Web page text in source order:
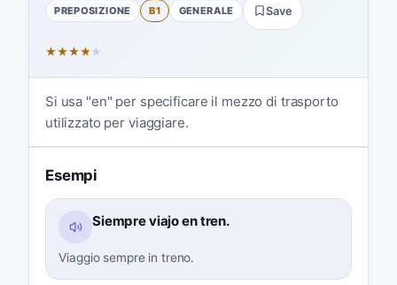
PREPOSIZIONE B1 GENERALE Save
★★★★★
Si usa "en" per specificare il mezzo di trasporto
utilizzato per viaggiare.
Esempi
Siempre viajo en tren.
Viaggio sempre in treno.